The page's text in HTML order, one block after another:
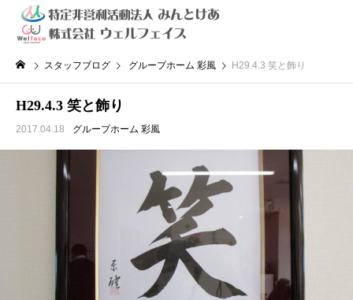
スタッフブログ グループホーム 彩風 H29.4.3 笑と飾り
H29.4.3 笑と飾り
2017.04.18 グループホーム 彩風